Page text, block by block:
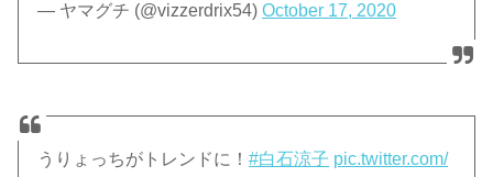
— ヤマグチ (@vizzerdrix54)October 17, 2020
うりょっちがトレンドに！#白石涼子 pic.twitter.com/